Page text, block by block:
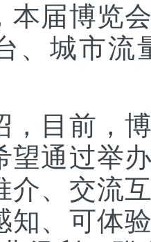
届博览会
、城市流
目前，博
望通过举
介、交流
知、可体